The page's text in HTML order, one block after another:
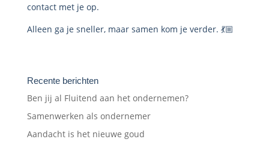
contact met je op.
Alleen ga je sneller, maar samen kom je verder. 💃🏼
Recente berichten
Ben jij al Fluitend aan het ondernemen?
Samenwerken als ondernemer
Aandacht is het nieuwe goud